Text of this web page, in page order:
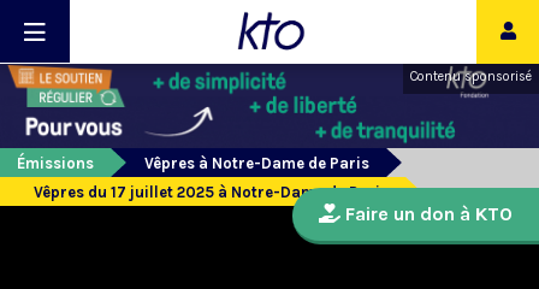
Contenu sponsorisé
Émissions
Vêpres à Notre-Dame de Paris
Vêpres du 17 juillet 2025 à Notre-Dame de Paris
Faire un don à KTO